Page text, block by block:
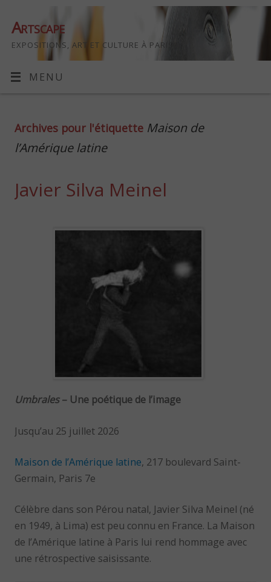
Artscape
EXPOSITIONS, ART ET CULTURE À PARIS
MENU
Archives pour l'étiquette Maison de
l’Amérique latine
Javier Silva Meinel
Umbrales– Une poétique de l’image
Jusqu’au 25 juillet 2026
Maison de l’Amérique latine, 217 boulevard Saint-
Germain, Paris 7e
Célèbre dans son Pérou natal, Javier Silva Meinel (né
en 1949, à Lima) est peu connu en France. La Maison
de l’Amérique latine à Paris lui rend hommage avec
une rétrospective saisissante.